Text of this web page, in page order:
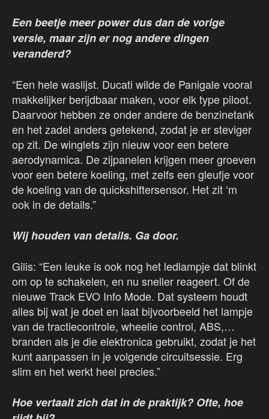
Een beetje meer power dus dan de vorige
versie, maar zijn er nog andere dingen
veranderd?
“Een hele waslijst. Ducati wilde de Panigale vooral
makkelijker berijdbaar maken, voor elk type piloot.
Daarvoor hebben ze onder andere de benzinetank
en het zadel anders getekend, zodat je er steviger
op zit. De winglets zijn nieuw voor een betere
aerodynamica. De zijpanelen krijgen meer groeven
voor een betere koeling, met zelfs een gleufje voor
de koeling van de quickshiftersensor. Het zit ‘m
ook in de details.”
Wij houden van details. Ga door.
Gilis: “Een leuke is ook nog het ledlampje dat blinkt
om op te schakelen, en nu sneller reageert. Of de
nieuwe Track EVO Info Mode. Dat systeem houdt
alles bij wat je doet en laat bijvoorbeeld het lampje
van de tractiecontrole, wheelie control, ABS,…
branden als je die elektronica gebruikt, zodat je het
kunt aanpassen in je volgende circuitsessie. Erg
slim en het werkt heel precies.”
Hoe vertaalt zich dat in de praktijk? Ofte, hoe